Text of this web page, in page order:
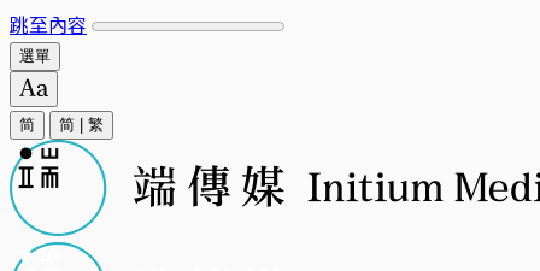
跳至內容
選單
简 简 繁